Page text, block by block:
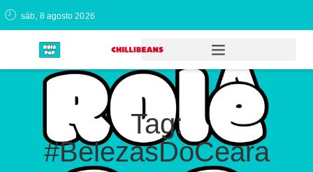
sáb, 8 agosto 2026
Tag:
#BelezasDoCeara